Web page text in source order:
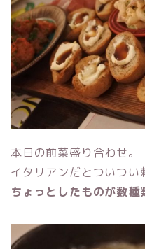
本日の前菜盛り合わせ。
イタリアンだとついつい
ちょっとしたものが数種